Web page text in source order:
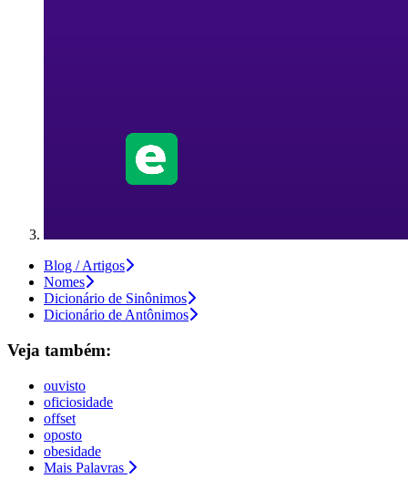
Blog / Artigos
Nomes
Dicionário de Sinônimos
Dicionário de Antônimos
Veja também:
ouvisto
oficiosidade
offset
oposto
obesidade
Mais Palavras